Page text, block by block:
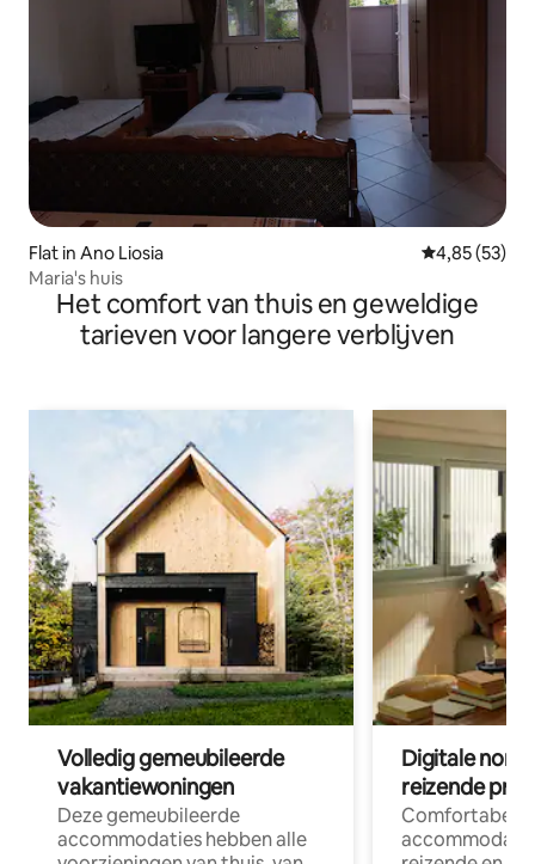
Flat in Ano Liosia Gemiddelde
4,85 (53)
Maria's huis
Het comfort van thuis en geweldige
tarieven voor langere verblijven
Volledig gemeubileerde
vakantiewoningen
Deze gemeubileerde
accommodaties hebben alle
Digitale
reizende
Comfortabele